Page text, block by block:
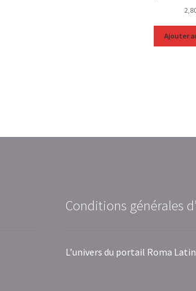
Ajouter
Conditions générales
L’univers du portail Roma